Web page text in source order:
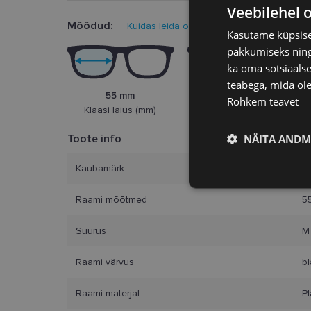
Mõõdud: Kuidas leida oma prillisuurus?
55 mm
Klaasi laius (mm)
15 mm
Toote info
Kaubamärk
Raami mõõtmed
Suurus M
Raami värvus
Raami materjal
Veebilehel
Kasutame
pakkumiseks
ka oma
teabega, mida
Rohkem teavet
NÄITA